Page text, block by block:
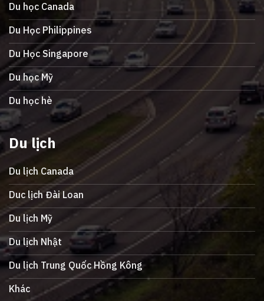
Du học Canada
Du Học Philippines
Du Học Singapore
Du học Mỹ
Du học hè
Du lịch
Du lịch Canada
Duc lịch Đài Loan
Du lịch Mỹ
Du lịch Nhật
Du lịch Trung Quốc Hồng Kông
Khác